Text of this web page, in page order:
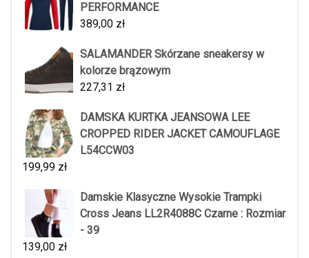
PERFORMANCE
389,00 zł
SALAMANDER Skórzane sneakersy w
kolorze brązowym
227,31 zł
DAMSKA KURTKA JEANSOWA LEE
CROPPED RIDER JACKET CAMOUFLAGE
L54CCW03
199,99 zł
Damskie Klasyczne Wysokie Trampki
Cross Jeans LL2R4088C Czarne : Rozmiar
- 39
139,00 zł